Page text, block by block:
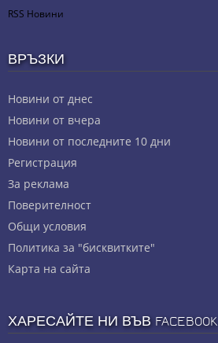
RSS Новини
ВРЪЗКИ
Новини от днес
Новини от вчера
Новини от последните 10 дни
Регистрация
За реклама
Πoвepитeлнocт
Общи условия
Политика за "бисквитките"
Карта на сайта
ХАРЕСАЙТЕ НИ ВЪВ FACEBOOK